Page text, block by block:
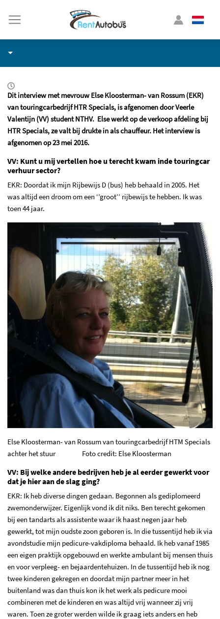
Dit interview met mevrouw Else Kloosterman- van Rossum (EKR)
van touringcarbedrijf HTR Specials, is afgenomen door Veerle
Valentijn (VV) student NTHV. Else werkt op de verkoop afdeling bij
HTR Specials, ze valt bij drukte in als chauffeur. Het interview is
afgenomen op 23 mei 2016.
VV: Kunt u mij vertellen hoe u terecht kwam inde touringcar
verhuur sector?
EKR: Doordat ik mijn Rijbewijs D (bus) heb behaald in 2005. Het
was altijd een droom om een ‘’groot’’ rijbewijs te hebben. Ik was
toen 44 jaar.
Else Kloosterman- van Rossum van touringcarbedrijf HTM Specials
achter het stuur Foto credit: Else Kloosterman
VV: Bij welke andere bedrijven heb je al eerder gewerkt voor
dat je hier aan de slag ging?
EKR: Ik heb diverse dingen gedaan. Begonnen als gediplomeerd
zwemonderwijzer. Eigenlijk vond ik dit niks. Ben terecht gekomen
bij een tandarts als assistente waar ik haast negen jaar heb
gewerkt, tot mijn oudste zoon geboren is. In die tussentijd heb ik via
avondstudie mijn pedicure-vakdiploma behaald. Ik heb vanaf 1985
een eigen praktijk opgebouwd en werkte ambulant bij mensen thuis
en voor verpleeg- en bejaardentehuizen. In de tussentijd heb ik nog
twee kinderen gekregen en doordat mijn partner meer in het
buitenland was dan thuis kon ik het werk als pedicure mooi
combineren met de kinderen en was altijd vrij wanneer zij vrij
waren. Toen ze groter werden wilde ik graag iets anders en heb